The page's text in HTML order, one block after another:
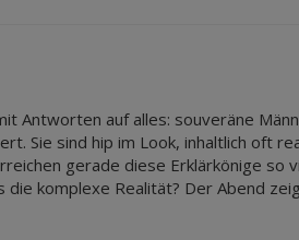
Antworten auf alles: souveräne
Sie sind hip im Look, inhaltlich oft
gerade diese Erklärkönige so
komplexe Realität? Der Abend